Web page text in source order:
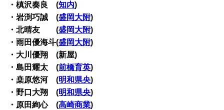
・槙沢奏良 (知内)
・岩渕巧誠 (盛岡大附)
・北晴友 (盛岡大附)
・雨田優海斗(盛岡大附)
・大川優翔 (新屋)
・島田耀太 (前橋育英)
・桒原悠河 (明和県央)
・野口大翔 (明和県央)
・原田絢心 (高崎商業)